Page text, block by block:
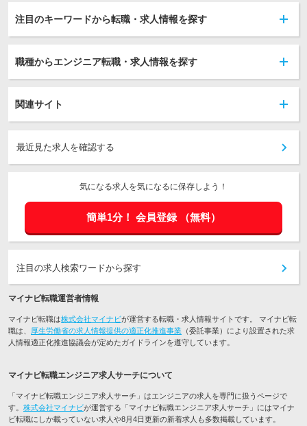
注目のキーワードから転職・求人情報を探す
職種からエンジニア転職・求人情報を探す
関連サイト
最近見た求人を確認する
気になる求人を気になるに保存しよう！
簡単1分！ 会員登録 （無料）
注目の求人検索ワードから探す
マイナビ転職運営者情報
マイナビ転職は株式会社マイナビが運営する転職・求人情報サイトです。 マイナビ転
職は、 厚生労働省の求人情報提供の適正化推進事業 （委託事業）により設置された求
人情報適正化推進協議会が定めたガイドラインを遵守しています。
マイナビ転職エンジニア求人サーチについて
「マイナビ転職エンジニア求人サーチ」はエンジニアの求人を専門に扱うページで
す。 株式会社マイナビが運営する「マイナビ転職エンジニア求人サーチ」にはマイナ
ビ転職にしか載っていない求人や8月4日更新の新着求人も多数掲載しています。